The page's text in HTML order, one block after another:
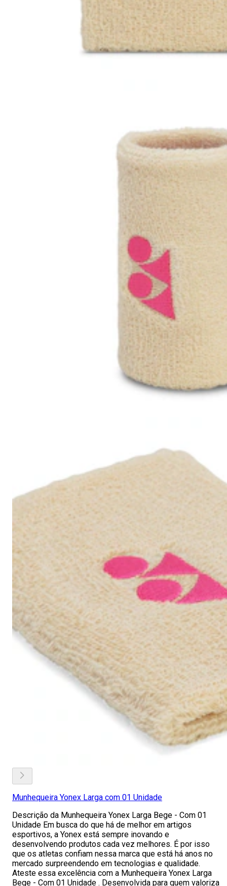
Munhequeira Yonex Larga com 01 Unidade
Descrição da Munhequeira Yonex Larga Bege - Com 01
Unidade Em busca do que há de melhor em artigos
esportivos, a Yonex está sempre inovando e
desenvolvendo produtos cada vez melhores. É por isso
que os atletas confiam nessa marca que está há anos no
mercado surpreendendo em tecnologias e qualidade.
Ateste essa excelência com a Munhequeira Yonex Larga
Bege - Com 01 Unidade . Desenvolvida para quem valoriza